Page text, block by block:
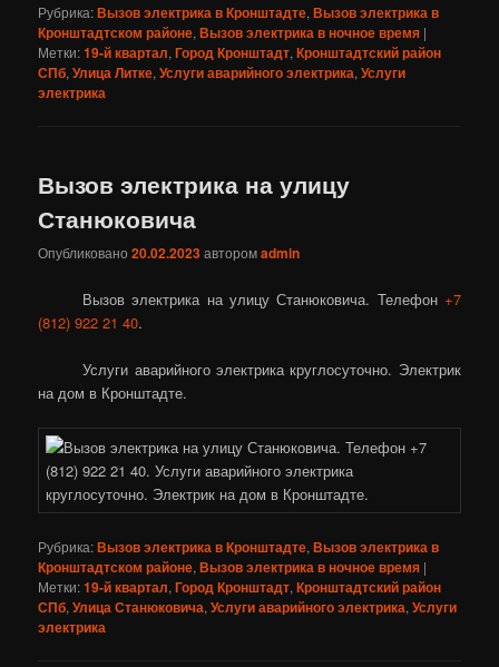
Рубрика:Вызов электрика в Кронштадте,Вызов электрика в
Кронштадтском районе,Вызов электрика в ночное время |
Метки:19-й квартал,Город Кронштадт,Кронштадтский район
СПб,Улица Литке,Услуги аварийного электрика,Услуги
электрика
Вызов электрика на улицу
Станюковича
Опубликовано20.02.2023авторомadmin
Вызов электрика на улицу Станюковича. Телефон +7
(812) 922 21 40.
Услуги аварийного электрика круглосуточно. Электрик
на дом в Кронштадте.
Рубрика:Вызов электрика в Кронштадте,Вызов электрика в
Кронштадтском районе,Вызов электрика в ночное время |
Метки:19-й квартал,Город Кронштадт,Кронштадтский район
СПб,Улица Станюковича,Услуги аварийного электрика,Услуги
электрика